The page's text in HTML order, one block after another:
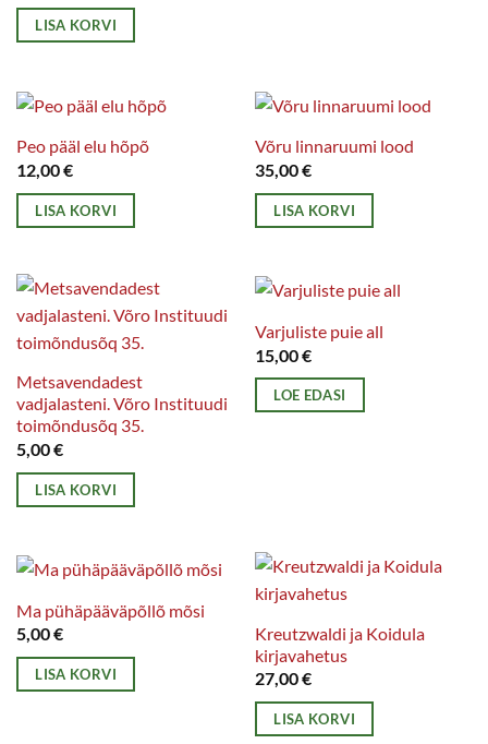
LISA KORVI
Peo pääl elu hõpõ
12,00€
LISA KORVI
Võru linnaruumi lood
35,00€
LISA KORVI
Metsavendadest
vadjalasteni. Võro Instituudi
toimõndusõq 35.
5,00€
LISA KORVI
Varjuliste puie all
15,00€
LOE EDASI
Ma pühäpääväpõllõ mõsi
5,00€
LISA KORVI
Kreutzwaldi ja Koidula
kirjavahetus
27,00€
LISA KORVI